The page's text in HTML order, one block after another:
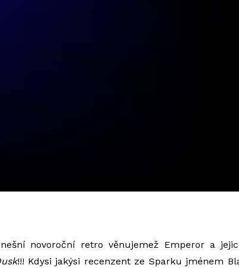
novoroční retro věnujemež Emperor a
!!! Kdysi jakýsi recenzent ze Sparku jménem